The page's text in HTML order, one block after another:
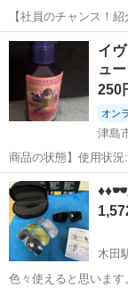
【社員のチャンス！
ヘアカラーOK！ 組立・加工・食品製造など 【業務内容詳細】 お米製
造の機械オペレータ
お米を検
愛知 津島市
イ
ュ
250
オン
津島
商品の状態】使用状況: 新品・
立つ傷や汚れはあり
等は ご容赦ください。 【商品特徴】人気のボタニカル ビューテ
ブランド「...
愛知 津島市
♦️♦️🕶️
木田
色々使えると思いま